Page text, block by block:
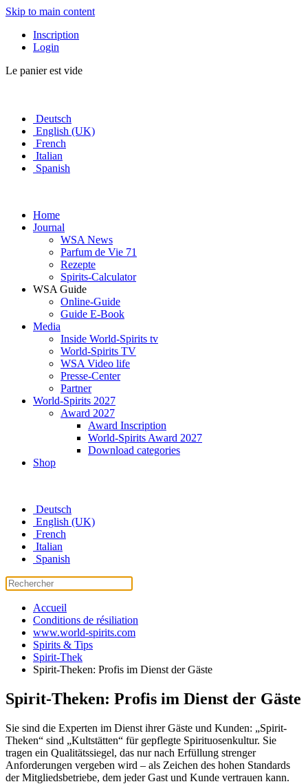
Skip to main content
Inscription
Login
Le panier est vide
Deutsch
English (UK)
French
Italian
Spanish
Home
Journal
WSA News
Parfum de Vie 71
Rezepte
Spirits-Calculator
WSA Guide
Online-Guide
Guide E-Book
Media
Inside World-Spirits tv
World-Spirits TV
WSA Video life
Presse-Center
Partner
World-Spirits 2027
Award 2027
Award Inscription
World-Spirits Award 2027
Download categories
Shop
Deutsch
English (UK)
French
Italian
Spanish
Accueil
Conditions de résiliation
www.world-spirits.com
Spirits & Tips
Spirit-Thek
Spirit-Theken: Profis im Dienst der Gäste
Spirit-Theken: Profis im Dienst der Gäste
Sie sind die Experten im Dienst ihrer Gäste und Kunden: „Spirit-
Theken“ sind „Kultstätten“ für gepflegte Spirituosenkultur. Sie
tragen ein Qualitätssiegel, das nur nach Erfüllung strenger
Anforderungen vergeben wird – als Zeichen des hohen Standards
der Mitgliedsbetriebe, dem jeder Gast und Kunde vertrauen kann.